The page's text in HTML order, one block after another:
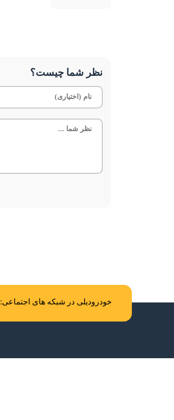
نظر شما چیست؟
خودرودیلی در شبکه های اجتماعی: